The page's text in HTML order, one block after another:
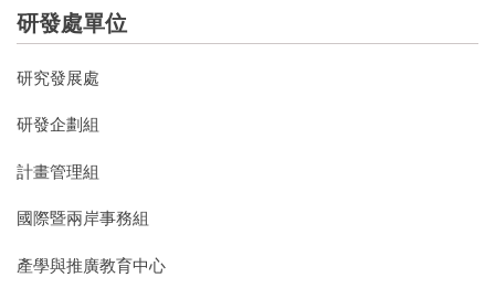
研發處單位
研究發展處
研發企劃組
計畫管理組
國際暨兩岸事務組
產學與推廣教育中心